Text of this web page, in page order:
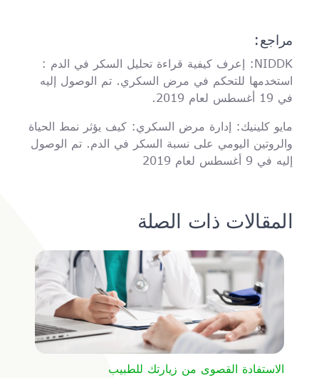
مراجع:
NIDDK: إعرف كيفية قراءة تحليل السكر في الدم :
استخدمها للتحكم في مرض السكري. تم الوصول إليه
في 19 أغسطس لعام 2019.
مايو كلينيك: إدارة مرض السكري: كيف يؤثر نمط الحياة
والروتين اليومي على نسبة السكر في الدم. تم الوصول
إليه في 9 أغسطس لعام 2019
المقالات ذات الصلة
الاستفادة القصوى من زيارتك للطبيب